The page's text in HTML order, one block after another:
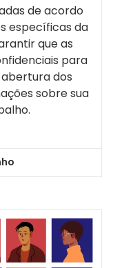
de acordo
específicas da
que as
para
dos
sobre sua